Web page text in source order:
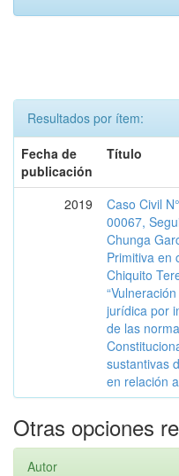
Resultados por ítem:
Fecha de
publicación
Título
2019
Caso Civil
00067,
Chunga
Primitiva en
Chiquito
jurídica por
de las
sustantivas
en relación
Otras opciones
Autor